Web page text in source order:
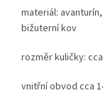
materiál:
bižuterní kov
rozměr kuličky:
vnitřní obvod cca